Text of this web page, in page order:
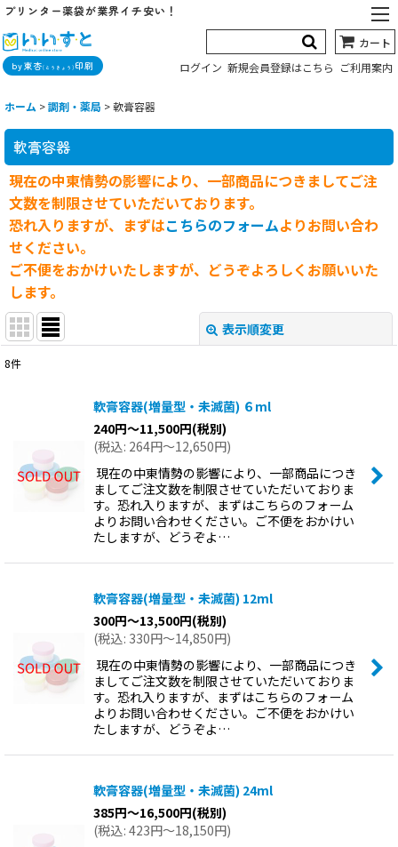
プリンター薬袋が業界イチ安い！
by東杏(とうきょう) 印刷
カート
ログイン 新規会員登録はこちら ご利用案内
ホーム >調剤・薬局 >軟膏容器
軟膏容器
現在の中東情勢の影響により、一部商品につきましてご注
文数を制限させていただいております。
恐れ入りますが、まずはこちらのフォームよりお問い合わ
せください。
ご不便をおかけいたしますが、どうぞよろしくお願いいた
します。
表示順変更
絞り込む
8件
軟膏容器(増量型・未滅菌) ６ml
240円～11,500円(税別)
(税込: 264円～12,650円)
現在の中東情勢の影響により、一部商品につき
ましてご注文数を制限させていただいておりま
す。恐れ入りますが、まずはこちらのフォーム
よりお問い合わせください。ご不便をおかけい
たしますが、どうぞよ…
軟膏容器(増量型・未滅菌) 12ml
300円～13,500円(税別)
(税込: 330円～14,850円)
現在の中東情勢の影響により、一部商品につき
ましてご注文数を制限させていただいておりま
す。恐れ入りますが、まずはこちらのフォーム
よりお問い合わせください。ご不便をおかけい
たしますが、どうぞよ…
軟膏容器(増量型・未滅菌) 24ml
385円～16,500円(税別)
(税込: 423円～18,150円)